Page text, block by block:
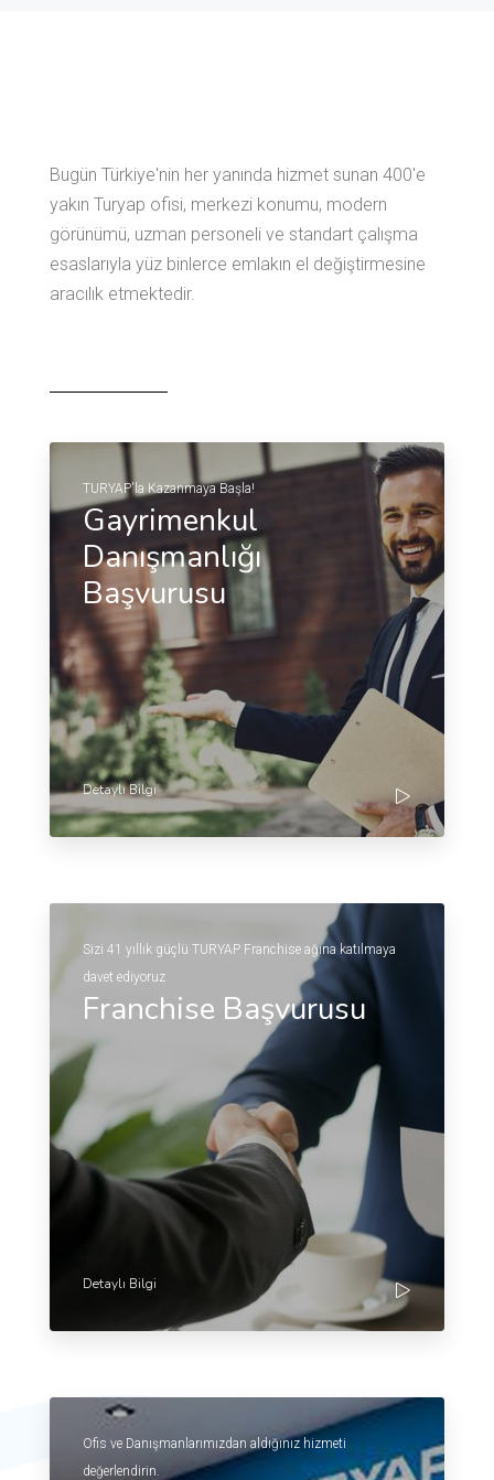
Bugün Türkiye'nin her yanında hizmet sunan 400'e
yakın Turyap ofisi, merkezi konumu, modern
görünümü, uzman personeli ve standart çalışma
esaslarıyla yüz binlerce emlakın el değiştirmesine
aracılık etmektedir.
TURYAP'la Kazanmaya Başla!
Gayrimenkul
Danışmanlığı
Başvurusu
Detaylı Bilgi
Sizi 41 yıllık güçlü TURYAP Franchise ağına katılmaya
davet ediyoruz
Franchise Başvurusu
Detaylı Bilgi
Ofis ve Danışmanlarımızdan aldığınız hizmeti
değerlendirin.